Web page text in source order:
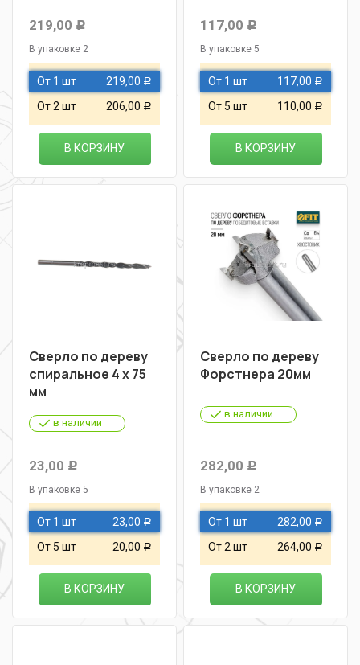
219,00 Р
В упаковке 2
От 1 шт 219,00 Р
От 2 шт 206,00 Р
В КОРЗИНУ
117,00 Р
В упаковке 5
От 1 шт 117,00 Р
От 5 шт 110,00 Р
В КОРЗИНУ
Сверло по дереву
спиральное 4 х 75
мм
в наличии
23,00 Р
В упаковке 5
От 1 шт 23,00 Р
От 5 шт 20,00 Р
В КОРЗИНУ
Сверло по дереву
Форстнера 20мм
в наличии
282,00 Р
В упаковке 2
От 1 шт 282,00 Р
От 2 шт 264,00 Р
В КОРЗИНУ